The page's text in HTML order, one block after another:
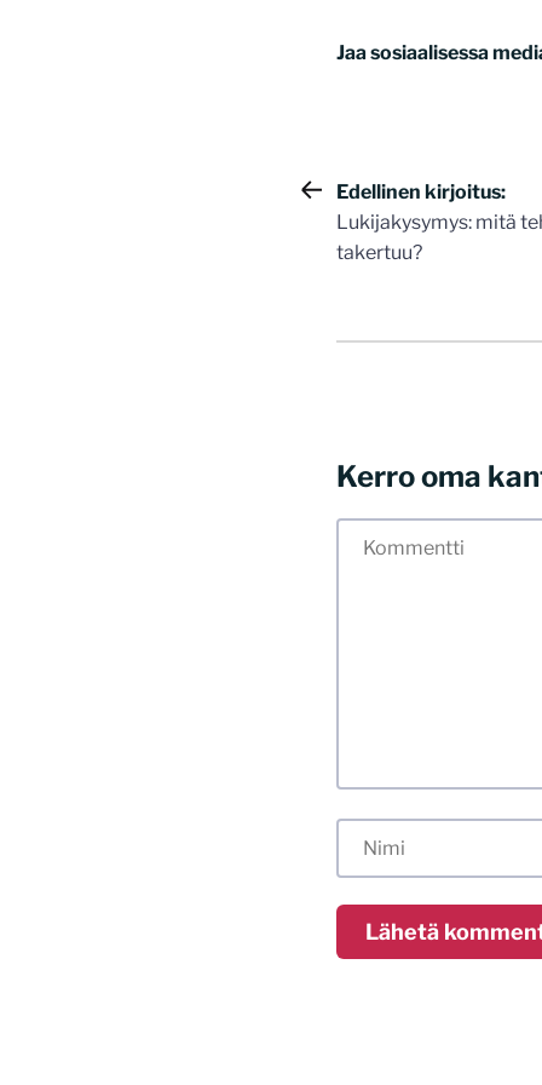
Jaa sosiaalisessa
Artikkelien
selaus
Edellinen kirjoitus:
Lukijakysymys: mitä
takertuu?
Kerro oma
myös kunnollisen
hyvät tavat.